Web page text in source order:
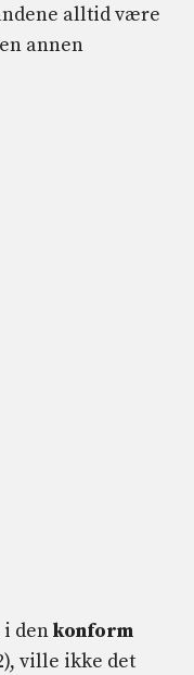
alltid være
annen
denkonform
ville ikke det